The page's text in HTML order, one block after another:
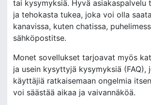
tai kysymyksiä. Hyvä asiakaspalvelu
ja tehokasta tukea, joka voi olla
kanavissa, kuten chatissa,
sähköpostitse.
Monet sovellukset tarjoavat myös
ja usein kysyttyjä kysymyksiä (FAQ),
käyttäjiä ratkaisemaan ongelmia
voi säästää aikaa ja vaivannäköä.